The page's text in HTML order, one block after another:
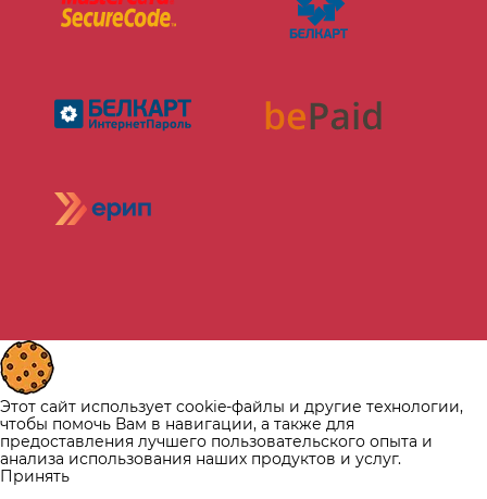
Этот сайт использует cookie-файлы и другие технологии,
чтобы помочь Вам в навигации, а также для
предоставления лучшего пользовательского опыта и
анализа использования наших продуктов и услуг.
Принять